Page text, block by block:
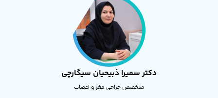
دکتر سمیرا ذبیحیان سیگارچی
متخصص جراحی مغز و اعصاب